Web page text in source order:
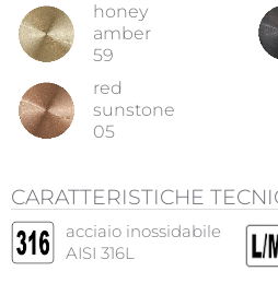
honey
amber
59
red
sunstone
05
CARATTERISTICHE
acciaio inossidabile
AISI 316L